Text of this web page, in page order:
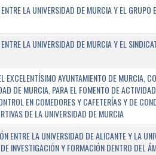
LA UNIVERSIDAD DE MURCIA Y EL GRUPO
LA UNIVERSIDAD DE MURCIA Y EL
EXCELENTÍSIMO AYUNTAMIENTO DE MURCIA,
DE MURCIA, PARA EL FOMENTO DE
EN COMEDORES Y CAFETERÍAS Y DE
DE LA UNIVERSIDAD DE MURCIA
ENTRE LA UNIVERSIDAD DE ALICANTE Y LA
INVESTIGACIÓN Y FORMACIÓN DENTRO DEL